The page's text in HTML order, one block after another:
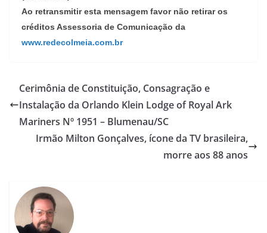
Ao retransmitir esta mensagem favor não retirar os
créditos Assessoria de Comunicação da
www.redecolmeia.com.br
Cerimônia de Constituição, Consagração e
Instalação da Orlando Klein Lodge of Royal Ark
Mariners Nº 1951 – Blumenau/SC
Irmão Milton Gonçalves, ícone da TV brasileira,
morre aos 88 anos